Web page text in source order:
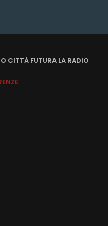
CITTÀ FUTURA LA RADIO